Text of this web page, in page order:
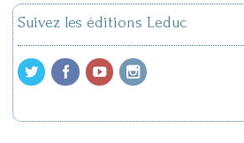
Suivez les éditions Leduc